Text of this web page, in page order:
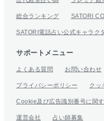
総合ランキング SATORI
SATORI電話占い公式キャラク
サポートメニュー
よくある質問 お問い合わせ
プライバシーポリシー クッ
Cookie及び広告識別番号に関
運営会社 占い師募集